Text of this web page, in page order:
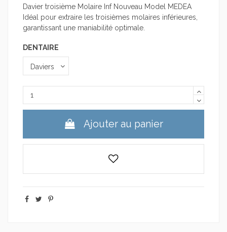
Davier troisième Molaire Inf Nouveau Model MEDEA
Idéal pour extraire les troisièmes molaires inférieures,
garantissant une maniabilité optimale.
DENTAIRE
Ajouter au panier